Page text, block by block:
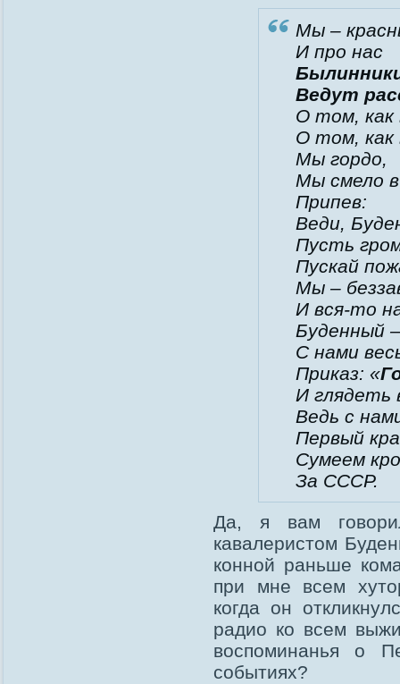
Мы –
И про нас
Ведут
О том, как
О том, как
Мы гордо,
Мы смело
Припев:
Веди,
Пусть
Пускай
Мы –
И вся-то
Буденный
С нами
Приказ: «
И глядеть
Ведь с
Первый
Сумеем
За СССР.
Да, я вам
кавалеристом
конной раньше
при мне всем
когда он
радио ко всем
воспоминанья о
событиях?